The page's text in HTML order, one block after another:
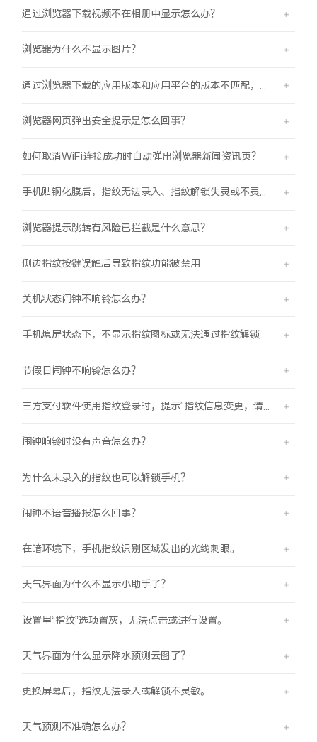
通过浏览器下载视频不在相册中显示怎么办？
浏览器为什么不显示图片？
浏览器网页弹出安全提示是怎么回事？
如何取消WiFi连接成功时自动弹出浏览器新闻资讯页？
手机贴钢化膜后，指纹无法录入、指纹解锁失灵或不灵敏。
浏览器提示跳转有风险已拦截是什么意思？
侧边指纹按键误触后导致指纹功能被禁用
关机状态闹钟不响铃怎么办？
手机熄屏状态下，不显示指纹图标或无法通过指纹解锁
节假日闹钟不响铃怎么办？
闹钟响铃时没有声音怎么办？
为什么未录入的指纹也可以解锁手机？
闹钟不语音播报怎么回事？
在暗环境下，手机指纹识别区域发出的光线刺眼。
天气界面为什么不显示小助手了？
设置里“指纹”选项置灰，无法点击或进行设置。
天气界面为什么显示降水预测云图了？
更换屏幕后，指纹无法录入或解锁不灵敏。
天气预测不准确怎么办？